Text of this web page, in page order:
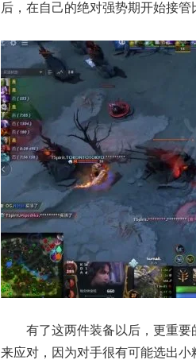
后，在自己的绝对强势期开始接管
有了这两件装备以后，更重
来应对，因为对手很有可能选出